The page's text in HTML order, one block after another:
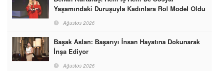
Yaşamındaki Duruşuyla Kadınlara Rol Model Oldu
Ağustos 2026
Başak Aslan: Başarıyı İnsan Hayatına Dokunarak
İnşa Ediyor
Ağustos 2026